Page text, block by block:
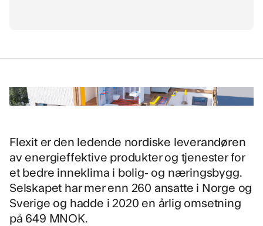
Flexiter den ledende nordiske leverandøren
av energieffektive produkter og tjenester for
et bedre inneklima i bolig- og næringsbygg.
Selskapet har mer enn 260 ansatte i Norge og
Sverige og hadde i 2020 en årlig omsetning
på 649 MNOK.